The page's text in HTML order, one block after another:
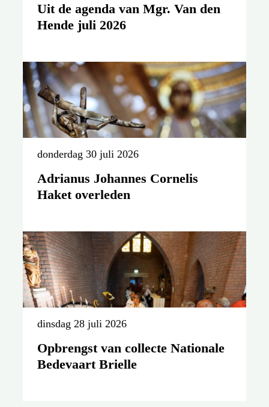
Uit de agenda van Mgr. Van den
Hende juli 2026
donderdag 30 juli 2026
Adrianus Johannes Cornelis
Haket overleden
dinsdag 28 juli 2026
Opbrengst van collecte Nationale
Bedevaart Brielle